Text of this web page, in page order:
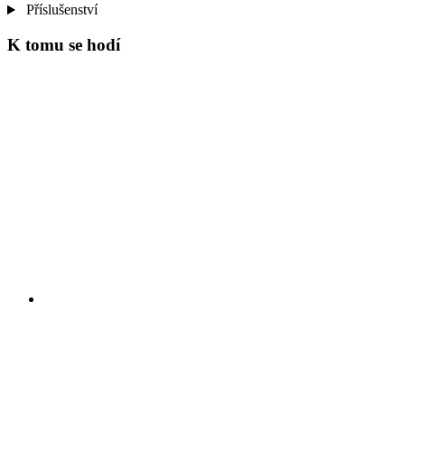
Příslušenství
K tomu se hodí